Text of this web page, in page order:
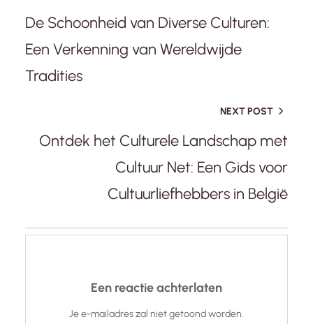
De Schoonheid van Diverse Culturen:
Een Verkenning van Wereldwijde
Tradities
NEXT POST
Ontdek het Culturele Landschap met
Cultuur Net: Een Gids voor
Cultuurliefhebbers in België
Een reactie achterlaten
Je e-mailadres zal niet getoond worden.